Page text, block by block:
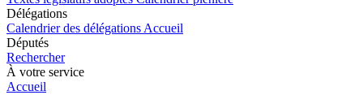
Délégations
Calendrier des délégations Accueil
Députés
Rechercher
À votre service
Accueil